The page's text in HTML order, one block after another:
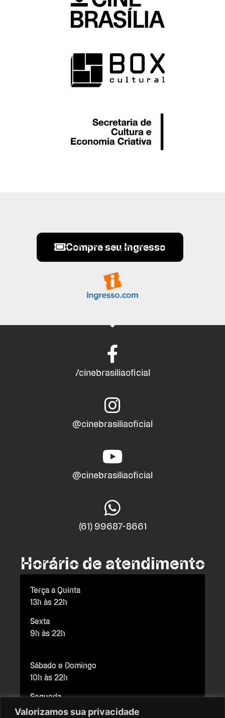
Valorizamos sua privacidade
Compre seu Ingresso
/cinebrasiliaoficial
@cinebrasiliaoficial
@cinebrasiliaoficial
(61) 99687-8661
Horário de atendimento
Terça a Quinta
13h às 22h
Sexta
9h às 22h
Sábado e Domingo
10h às 22h
Segunda
Fechado para manutenção